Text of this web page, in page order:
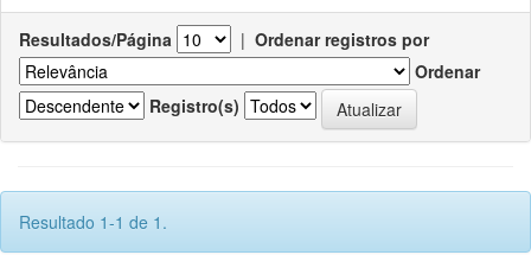
Resultados/Página | Ordenar registros por
Ordenar
Registro(s)
Resultado 1-1 de 1.